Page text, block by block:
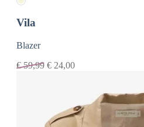
Vila
Blazer
€59,99 € 24,00